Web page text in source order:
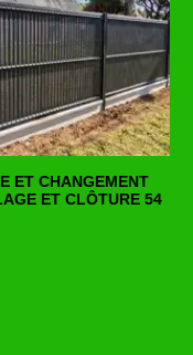
ET CHANGEMENT
ET CLÔTURE 54